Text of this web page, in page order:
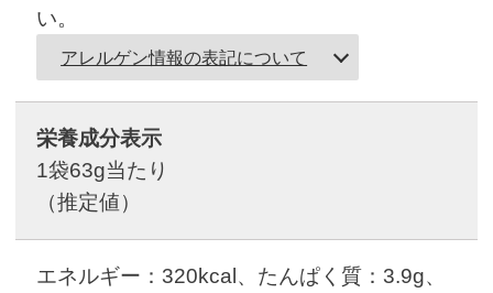
い。
アレルゲン情報の表記について
栄養成分表示
1袋63g当たり
（推定値）
エネルギー：320kcal、たんぱく質：3.9g、